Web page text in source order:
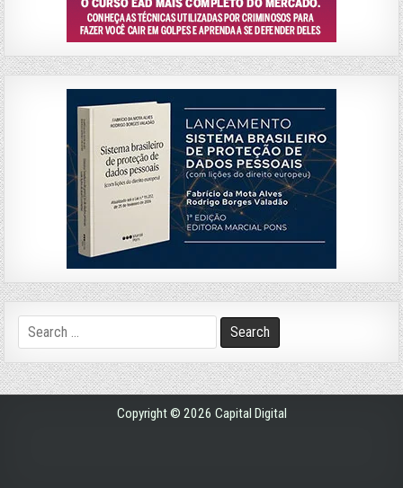
Search
for:
Copyright © 2026 Capital Digital